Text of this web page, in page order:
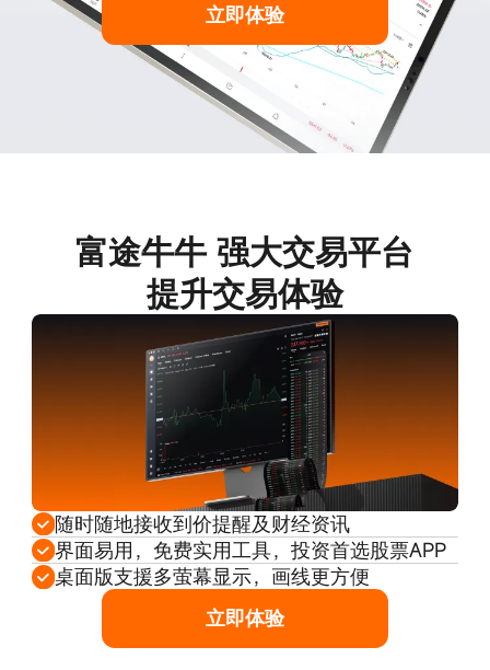
立即体验
富途牛牛 强大交易平台
提升交易体验
随时随地接收到价提醒及财经资讯
界面易用，免费实用工具，投资首选股票APP
桌面版支援多萤幕显示，画线更方便
立即体验